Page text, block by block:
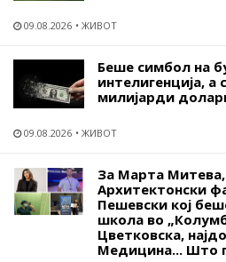
09.08.2026 ЖИВОТ
Беше симбол на
интелигенција, а
милијарди
09.08.2026 ЖИВОТ
За Марта Митева,
Архитектонски
Пешевски кој
школа во
Цветковска,
Медицина... Што